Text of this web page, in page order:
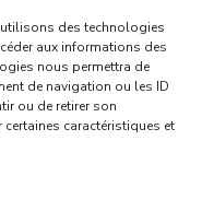
des technologies
aux informations des
nous permettra de
de navigation ou les ID
ou de retirer son
caractéristiques et
&